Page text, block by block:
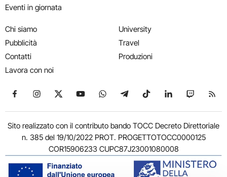
Eventi in giornata
Chi siamo
Pubblicità
Contatti
Lavora con noi
University
Travel
Produzioni
Seguici su Facebook
Seguici su Instagram
Seguici su X
Seguici su YouTube
Seguici su WhatsApp
Seguici su Telegram
Seguici su TikTok
Seguici su
Seguici
Sito realizzato con il contributo bando TOCC Decreto Direttoriale
n. 385 del 19/10/2022 PROT. PROGETTOTOCC0000125
COR15906233 CUPC87J23001080008